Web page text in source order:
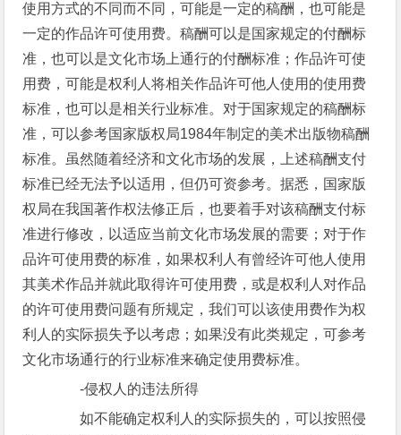
使用方式的不同而不同，可能是一定的稿酬，也可能是
一定的作品许可使用费。稿酬可以是国家规定的付酬标
准，也可以是文化市场上通行的付酬标准；作品许可使
用费，可能是权利人将相关作品许可他人使用的使用费
标准，也可以是相关行业标准。对于国家规定的稿酬标
准，可以参考国家版权局1984年制定的美术出版物稿酬
标准。虽然随着经济和文化市场的发展，上述稿酬支付
标准已经无法予以适用，但仍可资参考。据悉，国家版
权局在我国著作权法修正后，也要着手对该稿酬支付标
准进行修改，以适应当前文化市场发展的需要；对于作
品许可使用费的标准，如果权利人有曾经许可他人使用
其美术作品并就此取得许可使用费，或是权利人对作品
的许可使用费问题有所规定，我们可以该使用费作为权
利人的实际损失予以考虑；如果没有此类规定，可参考
文化市场通行的行业标准来确定使用费标准。
-侵权人的违法所得
如不能确定权利人的实际损失的，可以按照侵